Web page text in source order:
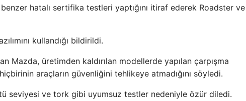
hatalı sertifika testleri yaptığını itiraf ederek Roadster ve
kullandığı bildirildi.
Mazda, üretimden kaldırılan modellerde yapılan çarpışma
araçların güvenliğini tehlikeye atmadığını söyledi.
seviyesi ve tork gibi uyumsuz testler nedeniyle özür diledi.